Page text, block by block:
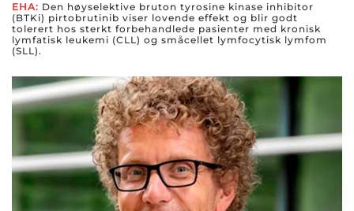
EHA: Den høyselektive bruton tyrosine kinase inhibitor
(BTKi) pirtobrutinib viser lovende effekt og blir godt
tolerert hos sterkt forbehandlede pasienter med kronisk
lymfatisk leukemi (CLL) og småcellet lymfocytisk lymfom
(SLL).